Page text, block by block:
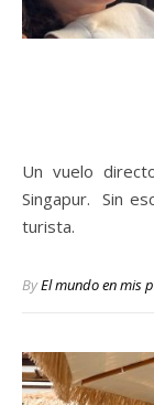
Un vuelo directo desde España a las puertas de Asia:
Singapur. Sin
turista.
ByEl mundo en mis